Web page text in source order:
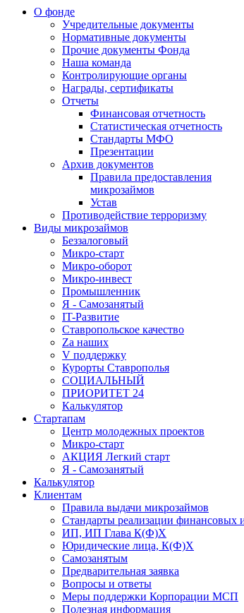
О фонде
Учредительные документы
Нормативные документы
Прочие документы Фонда
Наша команда
Контролирующие органы
Награды, сертификаты
Отчеты
Финансовая отчетность
Статистическая отчетность
Стандарты МФО
Презентации
Архив документов
Правила предоставления
микрозаймов
Устав
Противодействие терроризму
Виды микрозаймов
Беззалоговый
Микро-старт
Микро-оборот
Микро-инвест
Промышленник
Я - Самозанятый
IT-Развитие
Ставропольское качество
Za наших
V поддержку
Курорты Ставрополья
СОЦИАЛЬНЫЙ
ПРИОРИТЕТ 24
Калькулятор
Стартапам
Центр молодежных проектов
Микро-старт
АКЦИЯ Легкий старт
Я - Самозанятый
Калькулятор
Клиентам
Правила выдачи микрозаймов
Стандарты реализации финансовых
ИП, ИП Глава К(Ф)Х
Юридические лица, К(Ф)Х
Самозанятым
Предварительная заявка
Вопросы и ответы
Меры поддержки Корпорации МСП
Полезная информация